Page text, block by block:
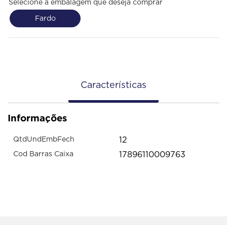
Selecione a embalagem que deseja comprar
Fardo
Características
Informações
QtdUndEmbFech 12
Cod Barras Caixa 17896110009763